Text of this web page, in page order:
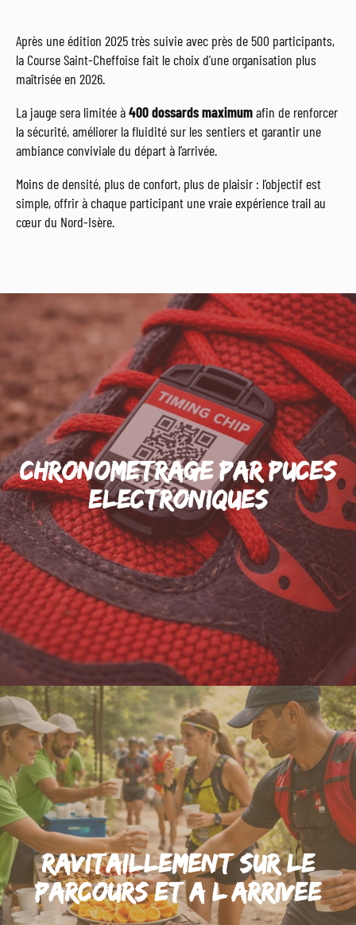
Après une édition 2025 très suivie avec près de 500 participants,
la Course Saint-Cheffoise fait le choix d’une organisation plus
maîtrisée en 2026.
La jauge sera limitée à400 dossards maximumafin de renforcer
la sécurité, améliorer la fluidité sur les sentiers et garantir une
ambiance conviviale du départ à l’arrivée.
Moins de densité, plus de confort, plus de plaisir : l’objectif est
simple, offrir à chaque participant une vraie expérience trail au
cœur du Nord-Isère.
Chronometrage par Puces
Electroniques
Ravitaillement sur le
parcours et a l’arrivee